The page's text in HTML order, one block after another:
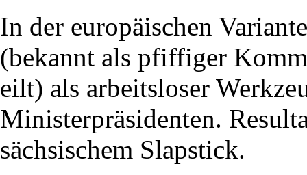
In der europäischen
(bekannt als pfiffiger
eilt) als arbeitsloser
Ministerpräsidenten.
sächsischem Slapstick.